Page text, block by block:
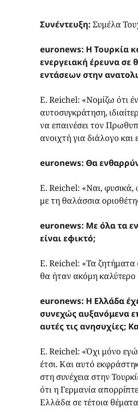
Συνέντευξη: Συμέλα
euronews: Η Τουρκία
ενεργειακή έρευνα σε
εντάσεων στην
E. Reichel: «Νομίζω ότι
αυτοσυγκράτηση,
να επαινέσει τον
ανοιχτή για διάλογο
euronews: Θα
E. Reichel: «Ναι, φυσικά,
με τη θαλάσσια
euronews: Με όλα τα
είναι εφικτό;
E. Reichel: «Τα
θα ήταν ακόμη καλύτερο
euronews: Η Ελλάδα
συνεχώς αυξανόμενα
αυτές τις ανησυχίες;
E. Reichel: «Όχι μόνο
έτσι. Και αυτό
στη συνέχεια στην
ότι η Γερμανία
Ελλάδα σε τέτοια